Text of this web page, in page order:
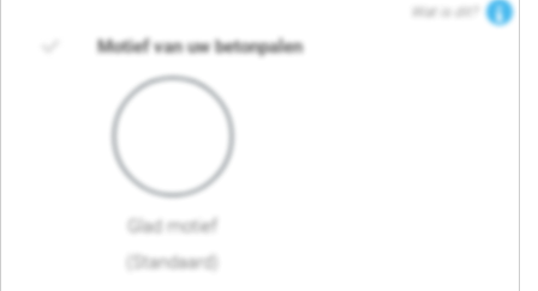
Wat is dit?
Motief van uw betonpalen
Glad motief
(Standaard)